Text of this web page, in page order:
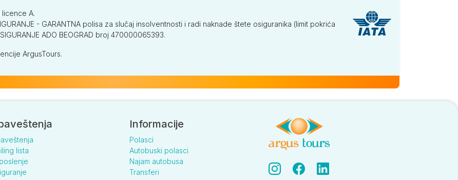
A.
- GARANTNA polisa za slučaj insolventnosti i radi naknade štete osiguranika (limit pokrića
ADO BEOGRAD broj 470000065393.
ArgusTours.
lista
Informacije
Polasci
Autobuski polasci
Najam autobusa
Transferi